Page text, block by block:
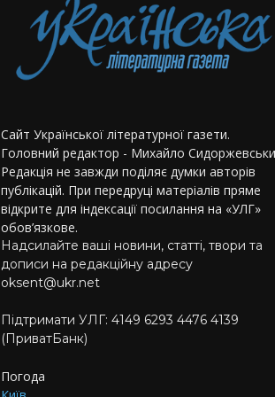
Сайт Української літературної газети.
Головний редактор - Михайло
Редакція не завжди поділяє думки авторів
публікацій. При передруці матеріалів пряме
відкрите для індексації посилання на «УЛГ»
обов’язкове.
Надсилайте ваші новини, статті, твори та
дописи на редакційну адресу
oksent@ukr.net
Підтримати УЛГ: 4149 6293 4476 4139
(ПриватБанк)
Погода